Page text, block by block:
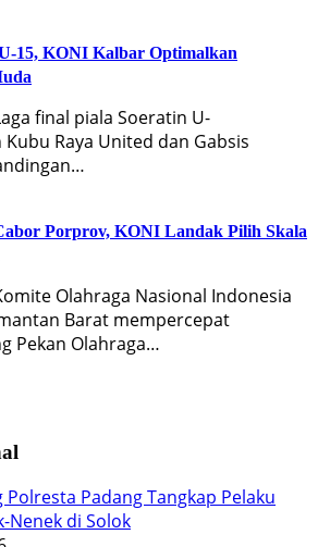
15, KONI Kalbar Optimalkan
final piala Soeratin U-
Raya United dan Gabsis
Porprov, KONI Landak Pilih Skala
Olahraga Nasional Indonesia
Barat mempercepat
Pekan Olahraga…